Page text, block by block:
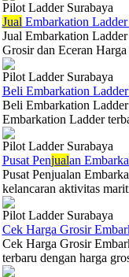
Pilot Ladder Surabaya
Jual Embarkation
Jual Embarkation
Grosir dan Eceran
Pilot Ladder Surabaya
Beli Embarkation
Beli Embarkation
Embarkation Ladder
Pilot Ladder Surabaya
Pusat Penjualan
Pusat Penjualan
kelancaran aktivitas
Pilot Ladder Surabaya
Cek Harga Grosir
Cek Harga Grosir
terbaru dengan harga